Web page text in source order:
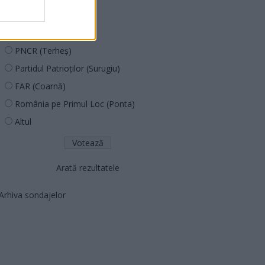
PNCR (Terheș)
Partidul Patrioților (Surugiu)
FAR (Coarnă)
România pe Primul Loc (Ponta)
Altul
Arată rezultatele
sondajelor